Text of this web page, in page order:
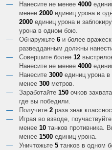
Нанесите не менее4000
менее2000 единиц урона в
2000 единиц урона и
урона в одном бою.
Обнаружьте6 и более
разведданным должны
Совершите более12
Нанесите не менее4000
Нанесите3000 единиц урона
менее300 метров.
Заработайте150 очков
где вы победили.
Получите2 раза знак
Играя во взводе,
менее10 танков противника.
менее1500 единиц урона.
Уничтожьте5 танков в одном